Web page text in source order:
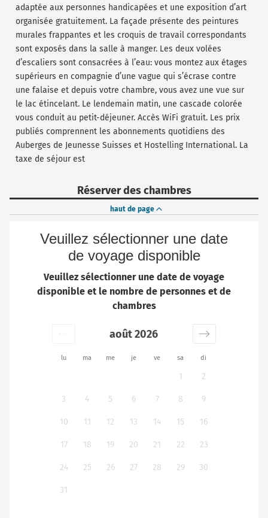
adaptée aux personnes handicapées et une exposition d’art
organisée gratuitement. La façade présente des peintures
murales frappantes et les croquis de travail correspondants
sont exposés dans la salle à manger. Les deux volées
d’escaliers sont consacrées à l’eau: vous montez aux étages
supérieurs en compagnie d’une vague qui s’écrase contre
une falaise et depuis votre chambre, vous avez une vue sur
le lac étincelant. Le lendemain matin, une cascade colorée
vous conduit au petit-déjeuner. Accès WiFi gratuit. Les prix
publiés comprennent les abonnements quotidiens des
Auberges de Jeunesse Suisses et Hostelling International. La
taxe de séjour est
Réserver des chambres
haut de page
Veuillez sélectionner une date
de voyage disponible
Veuillez sélectionner une date de voyage
disponible et le nombre de personnes et de
chambres
lu ma me je ve sa di
août 2026
1 2
3 4 5 6 7 8 9
10 11 12 13 14 15 16
17 18 19 20 21 22 23
24 25 26 27 28 29 30
31